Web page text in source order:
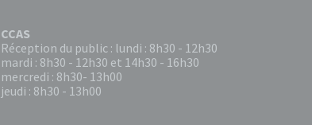
CCAS
Réception du public : lundi : 8h30 - 12h30
mardi : 8h30 - 12h30 et 14h30 - 16h30
mercredi : 8h30- 13h00
jeudi : 8h30 - 13h00